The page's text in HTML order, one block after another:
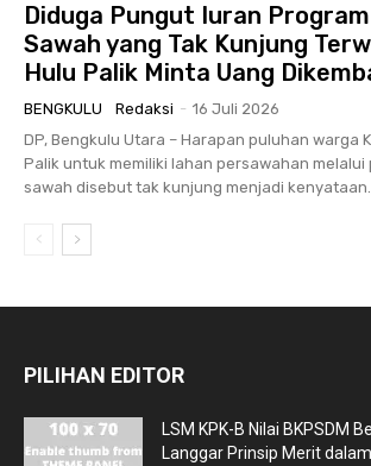
Diduga Pungut Iuran
Sawah yang Tak Kunjung
Hulu Palik Minta Uang
BENGKULU Redaksi - 16 Juli 2026
DP, Bengkulu Utara – Harapan puluhan warga
Palik untuk memiliki lahan persawahan
sawah disebut tak kunjung menjadi kenyataan.
PILIHAN EDITOR
LSM KPK-B Nilai BKPSDM
Langgar Prinsip Merit